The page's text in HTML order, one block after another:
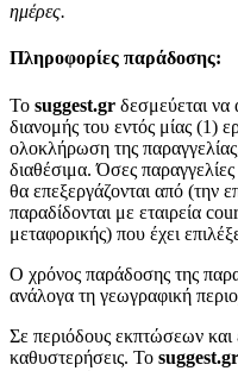
ημέρες.
Πληροφορίες παράδοσης:
To suggest.gr δεσμεύεται να
διανομής του εντός μίας (1)
ολοκλήρωση της
διαθέσιμα. Όσες
θα επεξεργάζονται από (την
παραδίδονται με εταιρεία
μεταφορικής) που έχει
Ο χρόνος παράδοσης της
ανάλογα τη γεωγραφική
Σε περιόδους εκπτώσεων και
καθυστερήσεις. Το suggest.gr